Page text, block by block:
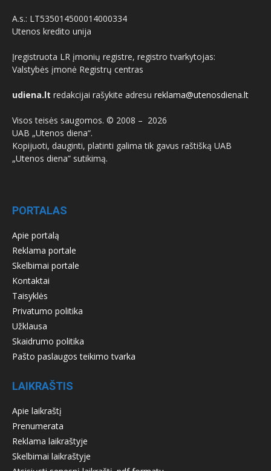
A.s.: LT535014500014000334
Utenos kredito unija
Įregistruota LR įmonių registre, registro tvarkytojas:
Valstybės įmonė Registrų centras
udiena.lt redakcijai rašykite adresu reklama@utenosdiena.lt
Visos teisės saugomos. © 2008 – 2026
UAB „Utenos diena“.
Kopijuoti, dauginti, platinti galima tik gavus raštišką UAB
„Utenos diena“ sutikimą.
PORTALAS
Apie portalą
Reklama portale
Skelbimai portale
Kontaktai
Taisyklės
Privatumo politika
Užklausa
Skaidrumo politika
Pašto paslaugos teikimo tvarka
LAIKRAŠTIS
Apie laikraštį
Prenumerata
Reklama laikraštyje
Skelbimai laikraštyje